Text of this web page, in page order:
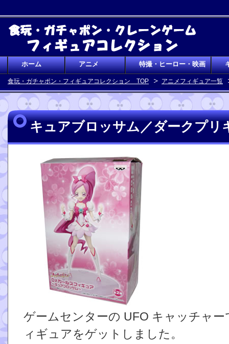
食玩・ガチャポン・フィギュアコレクション TOP アニメフィギュア一覧
キュアブロッサム／ダークプリ
ゲームセンターの UFO キャッチャ
ィギュアをゲットしました。
ホーム アニメ 特撮・ヒーロー・映画